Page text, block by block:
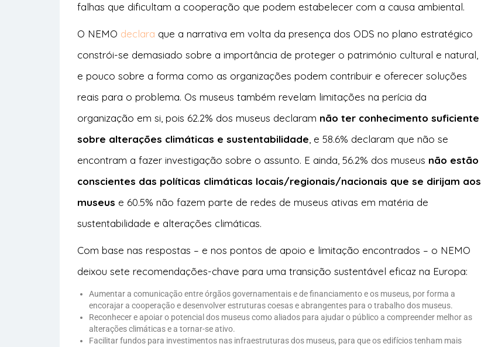
falhas que dificultam a cooperação que podem estabelecer com a causa ambiental.
O NEMO declara que a narrativa em volta da presença dos ODS no plano estratégico
constrói-se demasiado sobre a importância de proteger o património cultural e natural,
e pouco sobre a forma como as organizações podem contribuir e oferecer soluções
reais para o problema. Os museus também revelam limitações na perícia da
organização em si, pois 62.2% dos museus declaram não ter conhecimento suficiente
sobre alterações climáticas e sustentabilidade , e 58.6% declaram que não se
encontram a fazer investigação sobre o assunto. E ainda, 56.2% dos museus não estão
conscientes das políticas climáticas locais/regionais/nacionais que se dirijam aos
museus e 60.5% não fazem parte de redes de museus ativas em matéria de
sustentabilidade e alterações climáticas.
Com base nas respostas – e nos pontos de apoio e limitação encontrados – o NEMO
deixou sete recomendações-chave para uma transição sustentável eficaz na Europa:
Aumentar a comunicação entre órgãos governamentais e de financiamento e os museus, por forma a
encorajar a cooperação e desenvolver estruturas coesas e abrangentes para o trabalho dos museus.
Reconhecer e apoiar o potencial dos museus como aliados para ajudar o público a compreender melhor as
alterações climáticas e a tornar-se ativo.
Facilitar fundos para investimentos nas infraestruturas dos museus, para que os edifícios tenham mais